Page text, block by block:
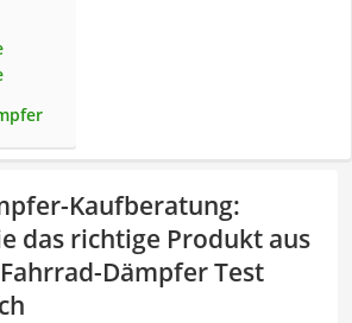
Kaufberatung:
das richtige Produkt aus
Dämpfer Test